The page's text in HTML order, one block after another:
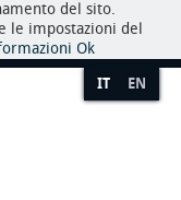
del sito.
le impostazioni del
Ok
IT EN